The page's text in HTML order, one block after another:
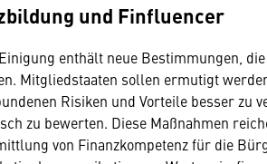
und Finfluencer
enthält neue Bestimmungen,
Mitgliedstaaten sollen ermutigt
Risiken und Vorteile besser zu
zu bewerten. Diese Maßnahmen
von Finanzkompetenz für die